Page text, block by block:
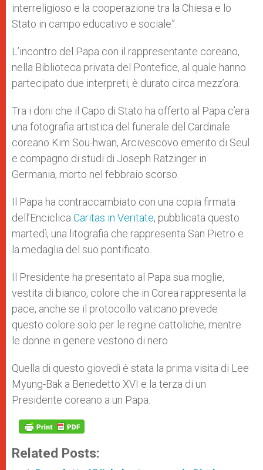
interreligioso e la cooperazione tra la Chiesa e lo
Stato in campo educativo e sociale”.
L’incontro del Papa con il rappresentante coreano,
nella Biblioteca privata del Pontefice, al quale hanno
partecipato due interpreti, è durato circa mezz’ora.
Tra i doni che il Capo di Stato ha offerto al Papa c’era
una fotografia artistica del funerale del Cardinale
coreano Kim Sou-hwan, Arcivescovo emerito di Seul
e compagno di studi di Joseph Ratzinger in
Germania, morto nel febbraio scorso.
Il Papa ha contraccambiato con una copia firmata
dell’Enciclica Caritas in Veritate, pubblicata questo
martedì, una litografia che rappresenta San Pietro e
la medaglia del suo pontificato.
Il Presidente ha presentato al Papa sua moglie,
vestita di bianco, colore che in Corea rappresenta la
pace, anche se il protocollo vaticano prevede
questo colore solo per le regine cattoliche, mentre
le donne in genere vestono di nero.
Quella di questo giovedì è stata la prima visita di Lee
Myung-Bak a Benedetto XVI e la terza di un
Presidente coreano a un Papa.
Related Posts: